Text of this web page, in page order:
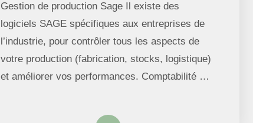
Gestion de production Sage Il existe des
logiciels SAGE spécifiques aux entreprises de
l’industrie, pour contrôler tous les aspects de
votre production (fabrication, stocks, logistique)
et améliorer vos performances. Comptabilité …